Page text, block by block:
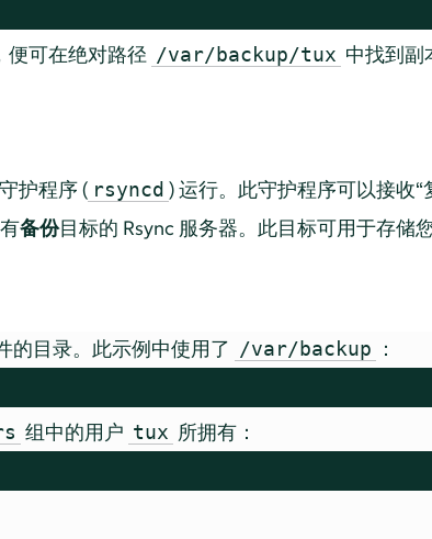
便可在绝对路径 /var/backup/tux 中找到副
护程序 ( rsyncd ) 运行。此守护程序可以接收“
备份目标的 Rsync 服务器。此目标可用于存储
的目录。此示例中使用了 /var/backup ：
组中的用户 tux 所拥有：